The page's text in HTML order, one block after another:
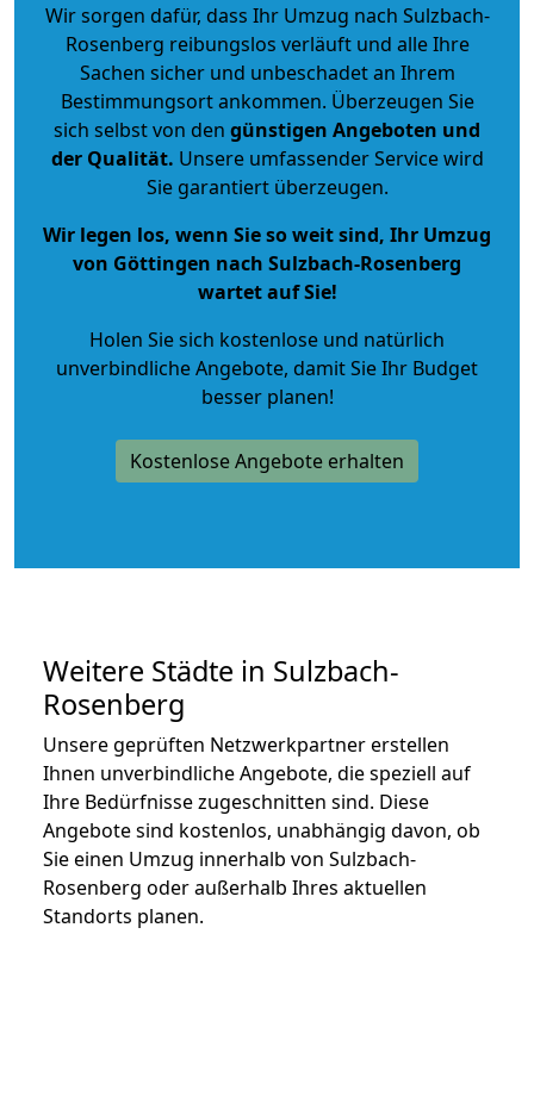
Wir sorgen dafür, dass Ihr Umzug nach Sulzbach-
Rosenberg reibungslos verläuft und alle Ihre
Sachen sicher und unbeschadet an Ihrem
Bestimmungsort ankommen. Überzeugen Sie
sich selbst von den günstigen Angeboten und
der Qualität. Unsere umfassender Service wird
Sie garantiert überzeugen.
Wir legen los, wenn Sie so weit sind, Ihr Umzug
von Göttingen nach Sulzbach-Rosenberg
wartet auf Sie!
Holen Sie sich kostenlose und natürlich
unverbindliche Angebote, damit Sie Ihr Budget
besser planen!
Kostenlose Angebote erhalten
Weitere Städte in Sulzbach-
Rosenberg
Unsere geprüften Netzwerkpartner erstellen
Ihnen unverbindliche Angebote, die speziell auf
Ihre Bedürfnisse zugeschnitten sind. Diese
Angebote sind kostenlos, unabhängig davon, ob
Sie einen Umzug innerhalb von Sulzbach-
Rosenberg oder außerhalb Ihres aktuellen
Standorts planen.